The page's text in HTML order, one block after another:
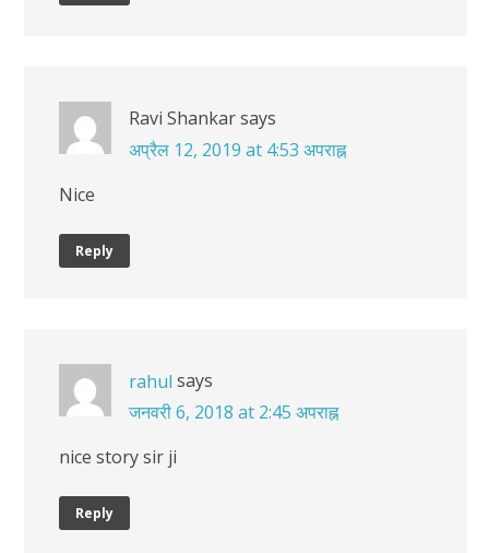
Ravi Shankarsays
अप्रैल 12, 2019 at 4:53 अपराह्न
Nice
Reply
rahul says
जनवरी 6, 2018 at 2:45 अपराह्न
nice story sir ji
Reply